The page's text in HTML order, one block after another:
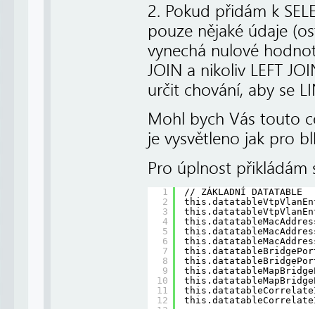
2. Pokud přidám k
pouze nějaké údaje
vynechá nulové
JOIN a nikoliv LEFT
určit chování, aby se
Mohl bych Vás touto
je vysvětleno jak pro
Pro úplnost přikládám
1
2
3
4
5
6
7
8
9
10
11
12
// ZÁKLADNÍ DATATABLE